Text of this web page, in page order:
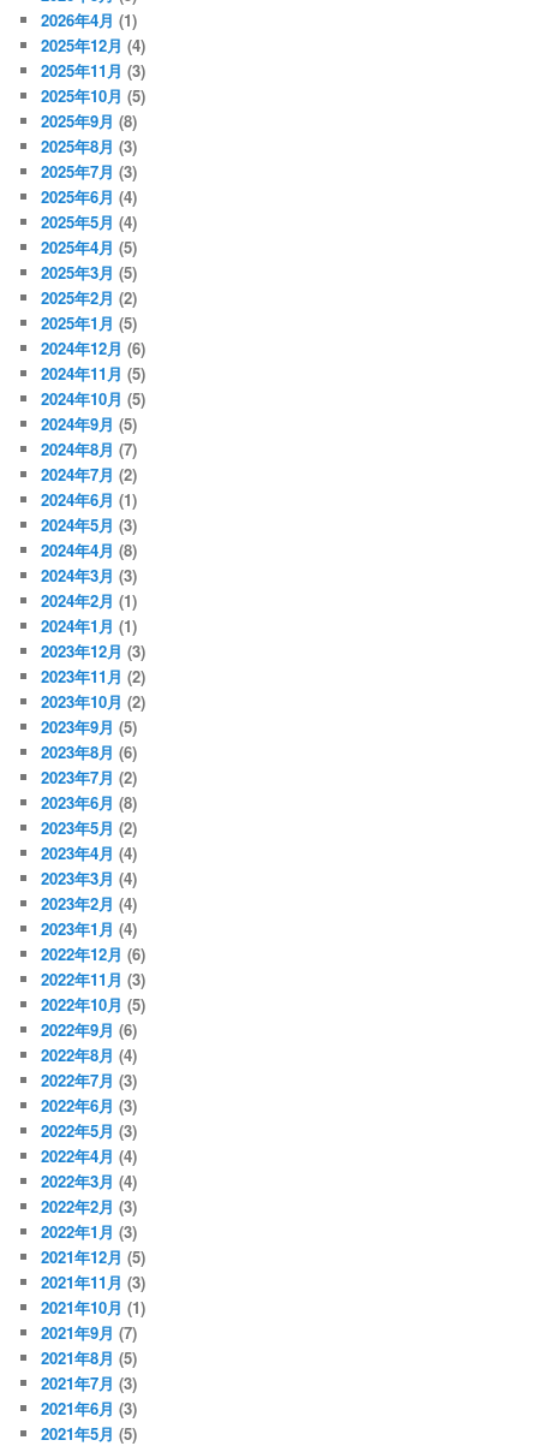
2026年4月 (1)
2025年12月 (4)
2025年11月 (3)
2025年10月 (5)
2025年9月 (8)
2025年8月 (3)
2025年7月 (3)
2025年6月 (4)
2025年5月 (4)
2025年4月 (5)
2025年3月 (5)
2025年2月 (2)
2025年1月 (5)
2024年12月 (6)
2024年11月 (5)
2024年10月 (5)
2024年9月 (5)
2024年8月 (7)
2024年7月 (2)
2024年6月 (1)
2024年5月 (3)
2024年4月 (8)
2024年3月 (3)
2024年2月 (1)
2024年1月 (1)
2023年12月 (3)
2023年11月 (2)
2023年10月 (2)
2023年9月 (5)
2023年8月 (6)
2023年7月 (2)
2023年6月 (8)
2023年5月 (2)
2023年4月 (4)
2023年3月 (4)
2023年2月 (4)
2023年1月 (4)
2022年12月 (6)
2022年11月 (3)
2022年10月 (5)
2022年9月 (6)
2022年8月 (4)
2022年7月 (3)
2022年6月 (3)
2022年5月 (3)
2022年4月 (4)
2022年3月 (4)
2022年2月 (3)
2022年1月 (3)
2021年12月 (5)
2021年11月 (3)
2021年10月 (1)
2021年9月 (7)
2021年8月 (5)
2021年7月 (3)
2021年6月 (3)
2021年5月 (5)